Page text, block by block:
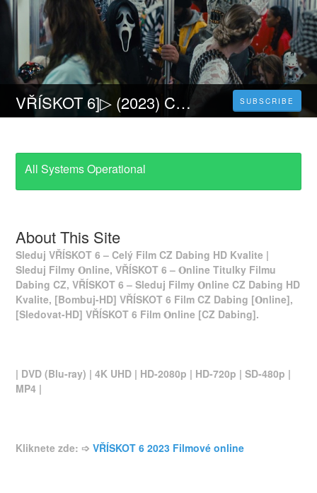
VŘÍSKOT 6]▷ (2023) Celý Film Online CZ a Zdarma dabing i Titulky SUBSCRIBE
All Systems Operational
About This Site
Sleduj VŘÍSKOT 6 – Celý Film CZ Dabing HD Kvalite |
Sleduj Filmy 𝐎nline, VŘÍSKOT 6 – 𝐎nline Titulky Filmu
Dabing CZ, VŘÍSKOT 6 – Sleduj Filmy 𝐎nline CZ Dabing HD
Kvalite, [Bombuj-HD] VŘÍSKOT 6 Film CZ Dabing [𝐎nline],
[Sledovat-HD] VŘÍSKOT 6 Film 𝐎nline [CZ Dabing].
| DVD (Blu-ray) | 4K UHD | HD-2080p | HD-720p | SD-480p |
MP4 |
Kliknete zde: ➩VŘÍSKOT 6 2023 Filmové online